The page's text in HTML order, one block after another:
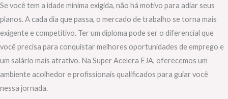
Se você tem a idade mínima exigida, não há motivo para adiar seus
planos. A cada dia que passa, o mercado de trabalho se torna mais
exigente e competitivo. Ter um diploma pode ser o diferencial que
você precisa para conquistar melhores oportunidades de emprego e
um salário mais atrativo. Na Super Acelera EJA, oferecemos um
ambiente acolhedor e profissionais qualificados para guiar você
nessa jornada.